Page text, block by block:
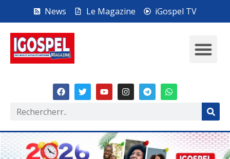
News Le Magazine iGospel TV